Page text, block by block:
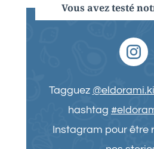
Vous avez testé
Tagguez
hashtag
Instagram pour être